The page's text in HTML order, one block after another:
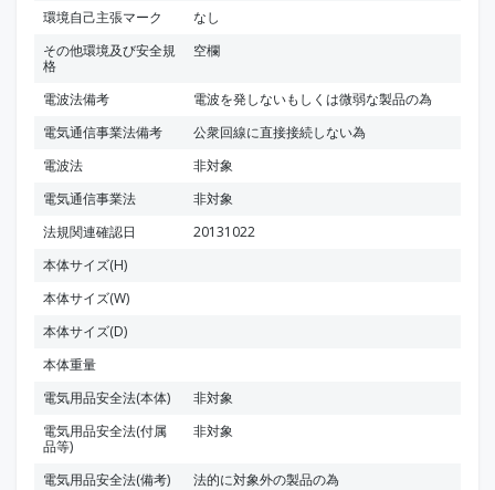
環境自己主張マーク
なし
その他環境及び安全規
格
空欄
電波法備考
電波を発しないもしくは微弱な製品の為
電気通信事業法備考
公衆回線に直接接続しない為
電波法
非対象
電気通信事業法
非対象
法規関連確認日
20131022
本体サイズ(H)
本体サイズ(W)
本体サイズ(D)
本体重量
電気用品安全法(本体)
非対象
電気用品安全法(付属
品等)
非対象
電気用品安全法(備考) 法的に対象外の製品の為